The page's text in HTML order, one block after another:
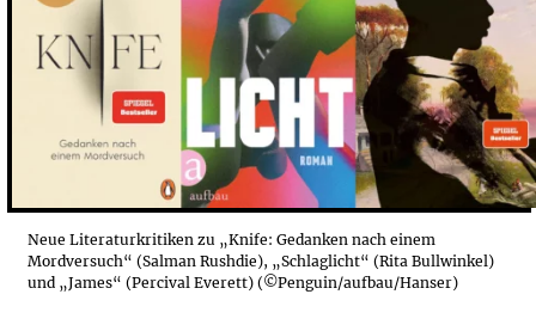
Neue Literaturkritiken zu „Knife: Gedanken nach einem
Mordversuch“ (Salman Rushdie), „Schlaglicht“ (Rita Bullwinkel)
und „James“ (Percival Everett) (©Penguin/aufbau/Hanser)